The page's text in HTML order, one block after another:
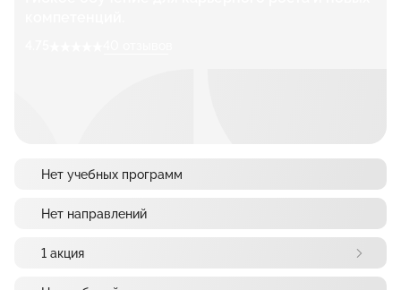
Нет учебных программ
Нет направлений
1 акция